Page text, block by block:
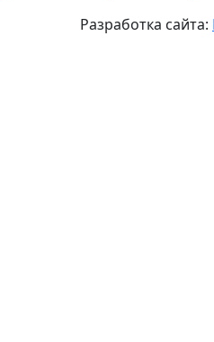
Разработка сайта: